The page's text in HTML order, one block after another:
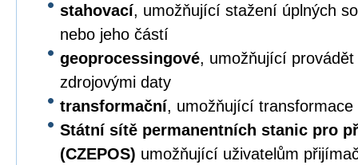
stahovací, umožňující stažení úplných
nebo jeho částí
geoprocessingové, umožňující
zdrojovými daty
transformační, umožňující transformace
Státní sítě permanentních stanic pro
(CZEPOS) umožňující uživatelům